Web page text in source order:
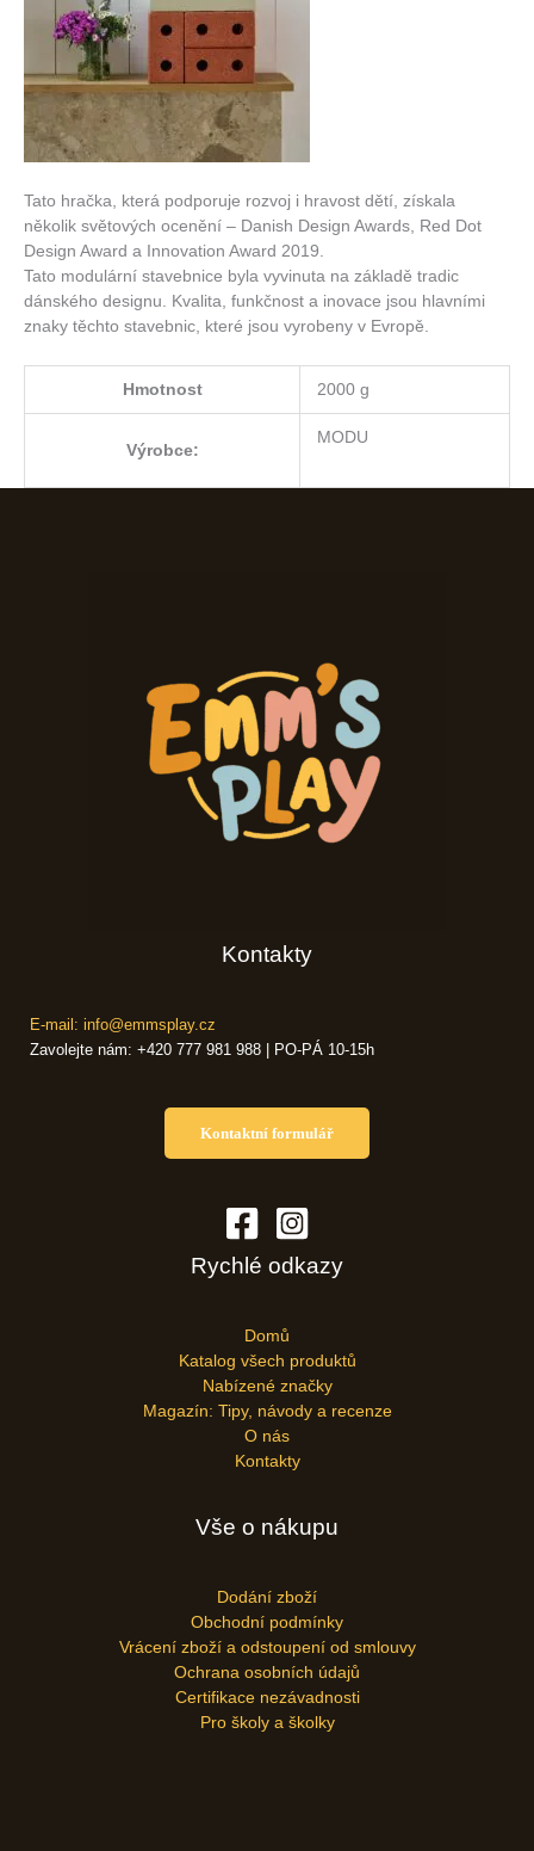
Tato hračka, která podporuje rozvoj i hravost dětí, získala
několik světových ocenění – Danish Design Awards, Red Dot
Design Award a Innovation Award 2019.
Tato modulární stavebnice byla vyvinuta na základě tradic
dánského designu. Kvalita, funkčnost a inovace jsou hlavními
znaky těchto stavebnic, které jsou vyrobeny v Evropě.
Hmotnost 2000 g
Výrobce:
MODU
Kontakty
E-mail: info@emmsplay.cz
Zavolejte nám: +420 777 981 988 | PO-PÁ 10-15h
Kontaktní formulář
Rychlé odkazy
Domů
Katalog všech produktů
Nabízené značky
Magazín: Tipy, návody a recenze
O nás
Kontakty
Vše o nákupu
Dodání zboží
Obchodní podmínky
Vrácení zboží a odstoupení od smlouvy
Ochrana osobních údajů
Certifikace nezávadnosti
Pro školy a školky